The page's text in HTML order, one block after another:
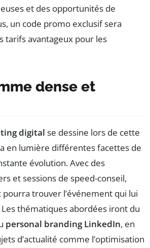
et des opportunités de
un code promo exclusif sera
tarifs avantageux pour les
dense et
digital se dessine lors de cette
en lumière différentes facettes de
évolution. Avec des
et sessions de speed-conseil,
trouver l’événement qui lui
thématiques abordées iront du
personal branding LinkedIn, en
d’actualité comme l’optimisation